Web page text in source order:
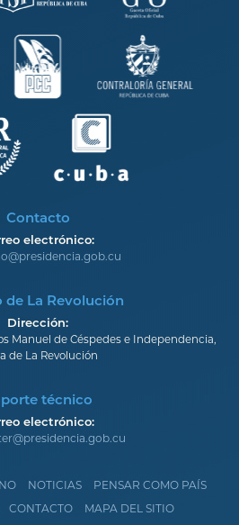
Contacto
electrónico:
de La Revolución
Dirección:
Manuel de Céspedes e Independencia,
de La Revolución
técnico
electrónico:
NOTICIAS
PENSAR COMO PAÍS
CONTACTO MAPA DEL SITIO